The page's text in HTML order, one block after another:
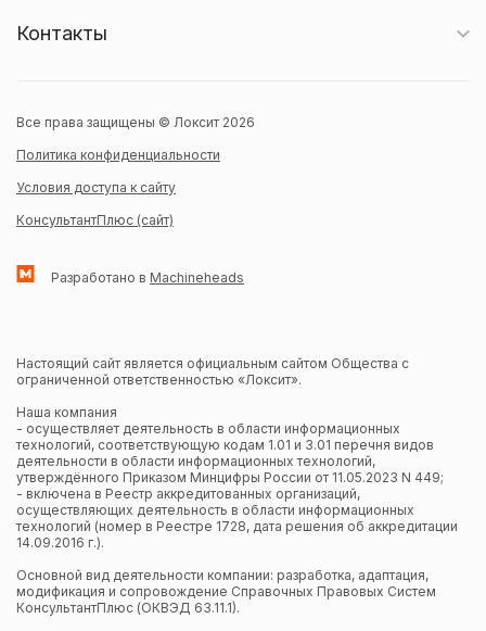
Контакты
Все права защищены © Локсит 2026
Политика конфиденциальности
Условия доступа к сайту
КонсультантПлюс (сайт)
Разработано в Machineheads
Настоящий сайт является официальным сайтом Общества с
ограниченной ответственностью «Локсит».
Наша компания
- осуществляет деятельность в области информационных
технологий, соответствующую кодам 1.01 и 3.01 перечня видов
деятельности в области информационных технологий,
утверждённого Приказом Минцифры России от 11.05.2023 N 449;
- включена в Реестр аккредитованных организаций,
осуществляющих деятельность в области информационных
технологий (номер в Реестре 1728, дата решения об аккредитации
14.09.2016 г.).
Основной вид деятельности компании: разработка, адаптация,
модификация и сопровождение Справочных Правовых Систем
КонсультантПлюс (ОКВЭД 63.11.1).